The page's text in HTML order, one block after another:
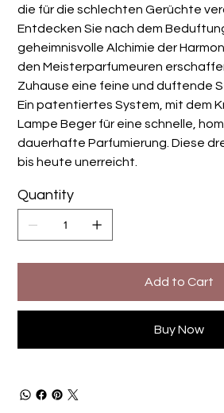
die für die schlechten Gerüchte
Entdecken Sie nach dem
geheimnisvolle Alchimie der
den Meisterparfumeuren
Zuhause eine feine und duftende
Ein patentiertes System, mit dem
Lampe Beger für eine schnelle,
dauerhafte Parfumierung. Diese
bis heute unerreicht.
Quantity
Add to Cart
Buy Now